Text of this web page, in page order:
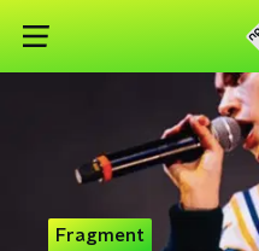
Fragment